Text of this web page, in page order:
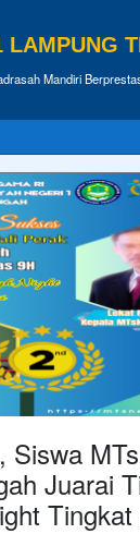
LAMPUNG
Mandiri
Siswa
Juarai